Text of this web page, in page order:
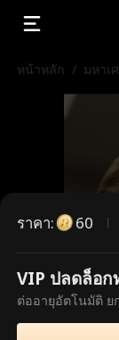
หน้าหลัก / มหาเ
ตอนนี้เป็
ราคา: 60
VIP ปลดล็อ
ต่ออายุอัตโนมัติ ย